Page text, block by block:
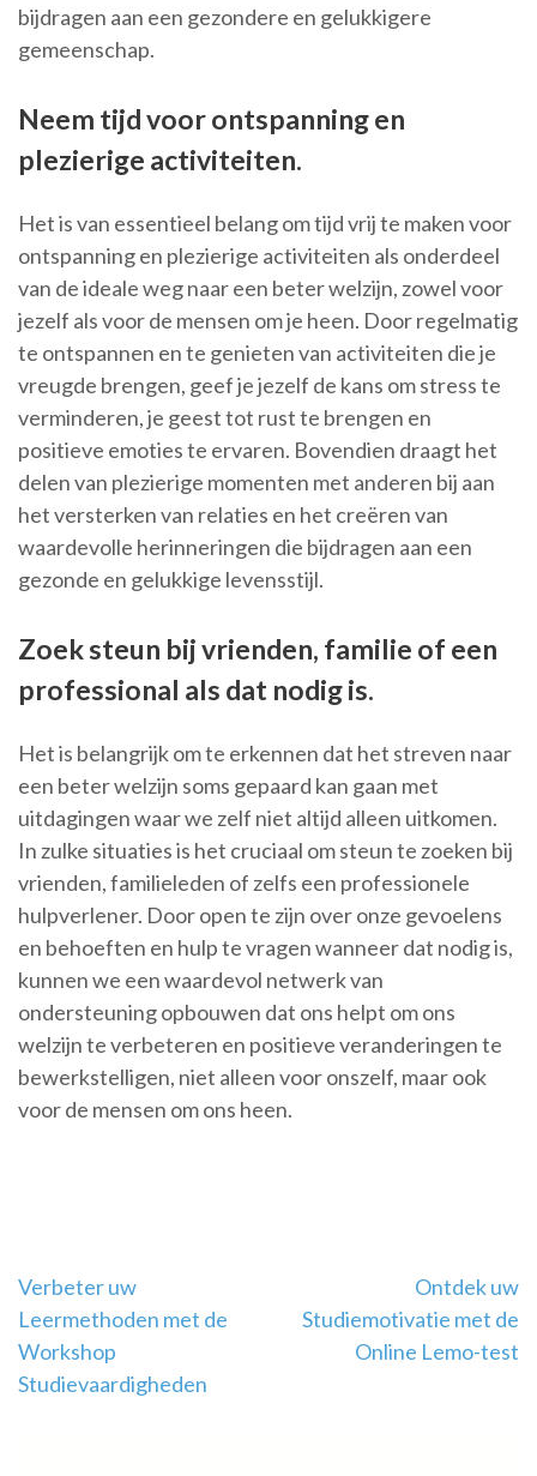
bijdragen aan een gezondere en gelukkigere
gemeenschap.
Neem tijd voor ontspanning en
plezierige activiteiten.
Het is van essentieel belang om tijd vrij te maken voor
ontspanning en plezierige activiteiten als onderdeel
van de ideale weg naar een beter welzijn, zowel voor
jezelf als voor de mensen om je heen. Door regelmatig
te ontspannen en te genieten van activiteiten die je
vreugde brengen, geef je jezelf de kans om stress te
verminderen, je geest tot rust te brengen en
positieve emoties te ervaren. Bovendien draagt het
delen van plezierige momenten met anderen bij aan
het versterken van relaties en het creëren van
waardevolle herinneringen die bijdragen aan een
gezonde en gelukkige levensstijl.
Zoek steun bij vrienden, familie of een
professional als dat nodig is.
Het is belangrijk om te erkennen dat het streven naar
een beter welzijn soms gepaard kan gaan met
uitdagingen waar we zelf niet altijd alleen uitkomen.
In zulke situaties is het cruciaal om steun te zoeken bij
vrienden, familieleden of zelfs een professionele
hulpverlener. Door open te zijn over onze gevoelens
en behoeften en hulp te vragen wanneer dat nodig is,
kunnen we een waardevol netwerk van
ondersteuning opbouwen dat ons helpt om ons
welzijn te verbeteren en positieve veranderingen te
bewerkstelligen, niet alleen voor onszelf, maar ook
voor de mensen om ons heen.
Berichtnavigatie
Verbeter uw
Leermethoden met de
Workshop
Studievaardigheden
Ontdek uw
Studiemotivatie met de
Online Lemo-test